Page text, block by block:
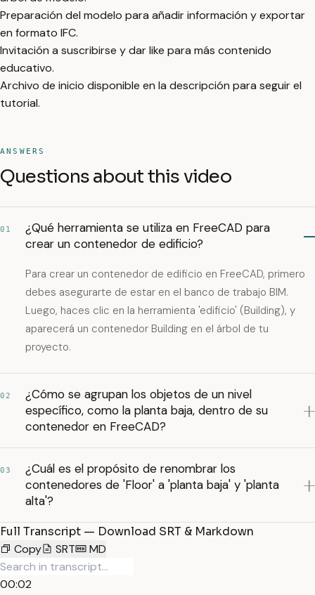
Preparación del modelo para añadir información y exportar
en formato IFC.
Invitación a suscribirse y dar like para más contenido
educativo.
Archivo de inicio disponible en la descripción para seguir el
tutorial.
ANSWERS
Questions about this video
01
¿Qué herramienta se utiliza en FreeCAD para
crear un contenedor de edificio?
Para crear un contenedor de edificio en FreeCAD, primero
debes asegurarte de estar en el banco de trabajo BIM.
Luego, haces clic en la herramienta 'edificio' (Building), y
aparecerá un contenedor Building en el árbol de tu
proyecto.
02
¿Cómo se agrupan los objetos de un nivel
específico, como la planta baja, dentro de su
contenedor en FreeCAD?
03
¿Cuál es el propósito de renombrar los
contenedores de 'Floor' a 'planta baja' y 'planta
alta'?
Full Transcript — Download SRT & Markdown
Copy
SRT MD
00:02